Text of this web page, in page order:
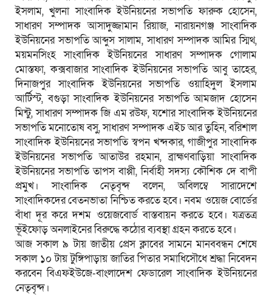
ইসলাম, খুলনা সাংবাদিক ইউনিয়নের সভাপতি ফারুক হোসেন,
সাধারণ সম্পাদক আসাদুজ্জামান রিয়াজ, নারায়নগঞ্জ সাংবাদিক
ইউনিয়নের সভাপতি আব্দুস সালাম, সাধারণ সম্পাদক আমির স্মিথ,
ময়মনসিংহ সাংবাদিক ইউনিয়নের সাধারণ সম্পাদক গোলাম
মোস্তফা, কক্সবাজার সাংবাদিক ইউনিয়নের সভাপতি আবু তাহের,
দিনাজপুর সাংবাদিক ইউনিয়নের সভাপতি ওয়াহিদুল ইসলাম
আর্টিস্ট, বগুড়া সাংবাদিক ইউনিয়নের সভাপতি আমজাদ হোসেন
মিন্টু, সাধারণ সম্পাদক জি এম রউফ, যশোর সাংবাদিক ইউনিয়নের
সভাপতি মনোতোষ বসু, সাধারণ সম্পাদক এইচ আর তুহিন, বরিশাল
সাংবাদিক ইউনিয়নের সভাপতি স্বপন খন্দকার, গাজীপুর সাংবাদিক
ইউনিয়নের সভাপতি আতাউর রহমান, ব্রাহ্মণবাড়িয়া সাংবাদিক
ইউনিয়নের সভাপতি তাপস বাপ্পী, নির্বাহী সদস্য কৌশিক দে বাপী
প্রমুখ। সাংবাদিক নেতৃবৃন্দ বলেন, অবিলম্বে সারাদেশে
সাংবাদিকদের বেতনভাতা নিশ্চিত করতে হবে। নবম ওয়েজ বোর্ডের
বাঁধা দূর করে দশম ওয়েজবোর্ড বাস্তবায়ন করতে হবে। যত্রতত্র
ভূঁইফোড় অনলাইনের বিরুদ্ধে কঠোর ব্যবস্থা গ্রহন করতে হবে।
আজ সকাল ৯ টায় জাতীয় প্রেস ক্লাবের সামনে মানববন্ধন শেষে
সকাল ১০ টায় টুঙ্গিপাড়ায় জাতির পিতার সমাধিসৌধে শ্রদ্ধা নিবেদন
করবেন বিএফইউজে-বাংলাদেশ ফেডারেল সাংবাদিক ইউনিয়নের
নেতৃবৃন্দ।